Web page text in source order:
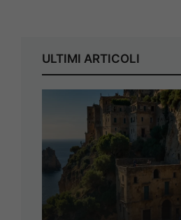
ULTIMI ARTICOLI